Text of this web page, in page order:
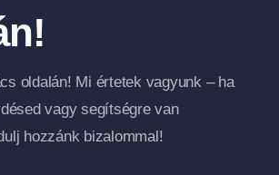
oldalán! Mi értetek vagyunk – ha
vagy segítségre van
hozzánk bizalommal!